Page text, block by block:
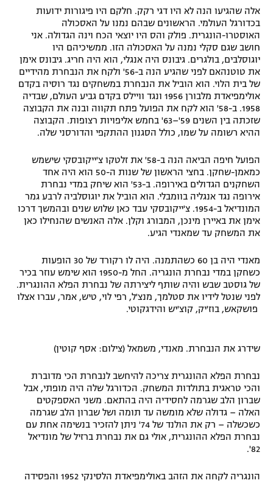
אלה שהגיעו הנה לא היו דגי רקק. חלקם היו פיגורות ידועות
בכדורגל העולמי. הראשונים שבהם נמנו על האסכולה
האוסטרו-הונגרית. פולק והס היו יוצאי הכח וינה הגדולה. אני
חושב שגם סקלי נמנה על האסכולה הזו. ממשיכיהם היו
יוגוסלבים, בולגרים. גיבונס היה אנגלי, הוא היה חריג. גיבונס אימן
את טוטנהאם לפני שהגיע הנה ב-56' ולקח את הנבחרת מהידיים
של בית הלוי. הוא הוביל את הנבחרת במשחקים נגד רוסיה בקדם
אולימפיאדת מלבורן 1956 ונגד וויילס בקדם גביע העולם, שבדיה
1958. ב-58' הוא לקח את הפועל פתח תקווה ובנה את הקבוצה
שזכתה בין השנים 59'–63' בחמש אליפויות רצופות. הקבוצה
ההיא רשומה על שמו, כולל הסגנון ההתקפי והדורסני שלה.
הפועל חיפה הביאה הנה ב-58' את זלטקו צ'ייקובסקי שישמש
כמאמן-שחקן. בחצי הראשון של שנות ה-50 הוא היה אחד
השחקנים הגדולים באירופה. ב-53' הוא שיחק במדי נבחרת
אירופה נגד אנגליה בוומבלי. הוא הוביל את יוגוסלביה לרבע גמר
המונדיאל ב-1954. צ'ייקובסקי עבד כאן שלוש שנים ובהמשך דרכו
אימן את באיירן מינכן, המבורג וקלן. אלה האנשים שהנחילו כאן
את המשחק עד שמאנדי הגיע.
מאנדי היה בן 60 כשהתמנה. היה לו רקורד של 30 הופעות
כשחקן במדי נבחרת הונגריה. החל מ-1950 הוא שימש עוזר בכיר
של גוסטב שבש והיה שותף ליצירתה של נבחרת הפלא ההונגרית.
לפני שנטל לידיו את סטלמך, מנצ'ל, רפי לוי, טיש, אמר, עברו אצלו
פושקאש, בוז'יק, קוצ'יש והידגקוטי.
שידרג את הנבחרת. מאנדי, משמאל (צילום: אסף קוטין)
נבחרת הפלא ההונגרית צריכה להיחשב לנבחרת הכי מדוברת
והכי טראגית בתולדות המשחק. הכדורגל שלה היה מופתי, אבל
שברון הלב שגרמה לחסידיה היה בהתאם. משני האספקטים
האלה – גדולה שלא מומשה עד תומה ושל שברון הלב שגרמה
כשכשלה – רק את הולנד של 74' ניתן להזכיר בנשימה אחת עם
נבחרת הפלא ההונגרית, אולי גם את נבחרת ברזיל של מונדיאל
82'.
הונגריה לקחה את הזהב באולימפיאדת הלסינקי 1952 והפסידה